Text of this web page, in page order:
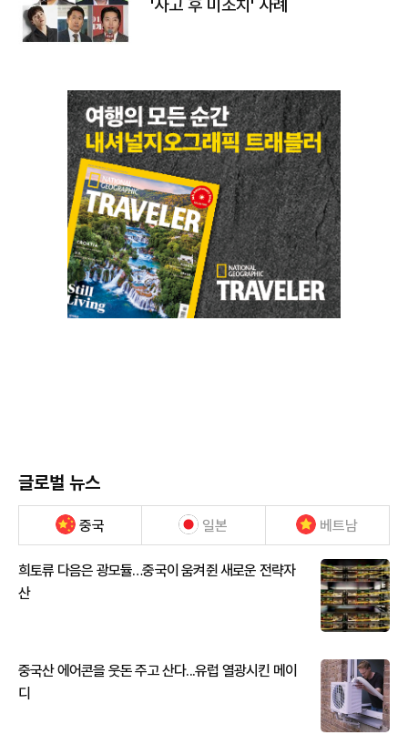
'사고 후 미조치' 사례
글로벌 뉴스
중국 일본 베트남
희토류 다음은 광모듈…중국이 움켜쥔 새로운 전략자
산
중국산 에어콘을 웃돈 주고 산다...유럽 열광시킨 메이
디